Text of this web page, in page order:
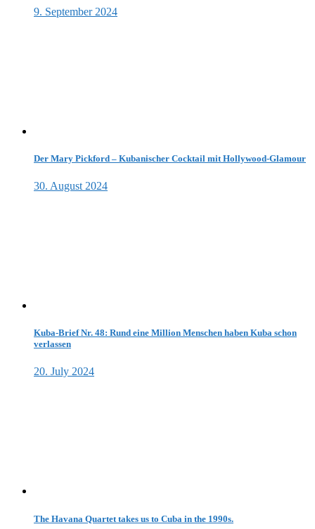
9. September 2024
Der Mary Pickford – Kubanischer Cocktail mit Hollywood-Glamour
30. August 2024
Kuba-Brief Nr. 48: Rund eine Million Menschen haben Kuba schon
verlassen
20. July 2024
The Havana Quartet takes us to Cuba in the 1990s.